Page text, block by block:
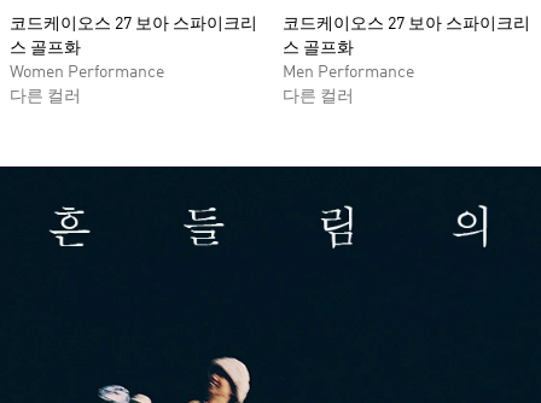
코드케이오스 27 보아 스파이크리
스 골프화
Women Performance
다른 컬러
코드케이오스 27 보아 스파이크리
스 골프화
Men Performance
다른 컬러